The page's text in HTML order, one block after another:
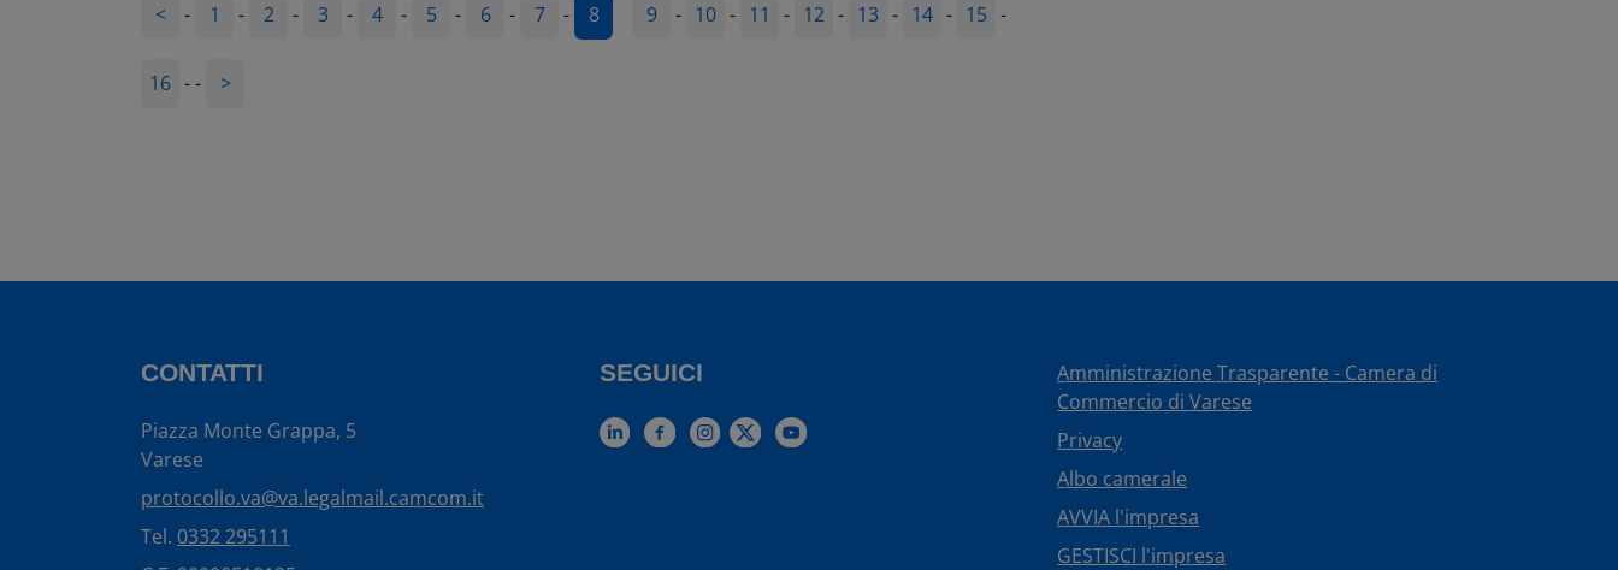
< - 1 - 2 - 3 - 4 - 5 - 6 - 7 - 8 9 - 10 - 11 - 12 - 13 - 14 - 15 -
16 -- >
CONTATTI
Piazza Monte Grappa, 5
Varese
protocollo.va@va.legalmail.camcom.it
Tel. 0332 295111
SEGUICI
Amministrazione Trasparente - Camera di
Commercio di Varese
Privacy
Albo camerale
AVVIA l'impresa
GESTISCI l'impresa